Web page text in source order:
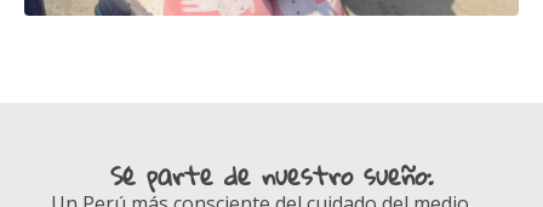
Sé parte de nuestro sueño: